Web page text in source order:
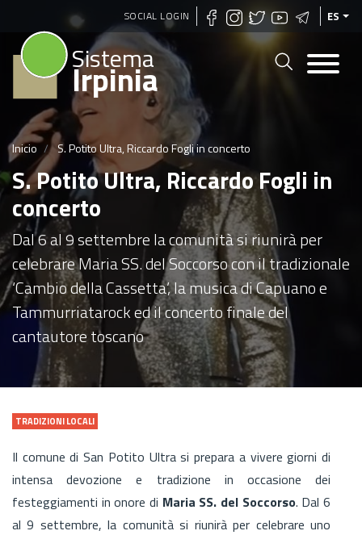
Pasar
principal
SOCIAL LOGIN ES
Sistema
Irpinia
Inicio S. Potito Ultra, Riccardo Fogli in concerto
S. Potito Ultra, Riccardo Fogli in
concerto
Dal 6 al 9 settembre la comunità si riunirà per
celebrare Maria SS. del Soccorso con il tradizionale
‘Cambio della Cassetta’, la musica di Capuano e
Tammurriatarock ed il concerto finale del
cantautore toscano
TRADIZIONI LOCALI
Il comune di San Potito Ultra si prepara a vivere giorni di
intensa devozione e tradizione in occasione dei
festeggiamenti in onore di Maria SS. del Soccorso. Dal 6
al 9 settembre, la comunità si riunirà per celebrare uno